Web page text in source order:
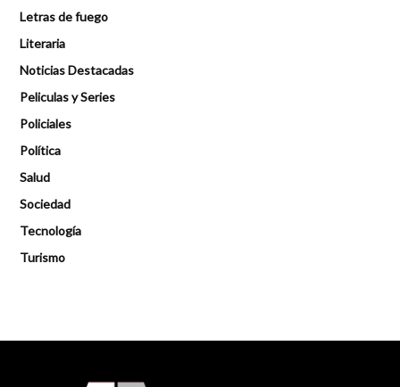
Letras de fuego
Literaria
Noticias Destacadas
Peliculas y Series
Policiales
Política
Salud
Sociedad
Tecnología
Turismo